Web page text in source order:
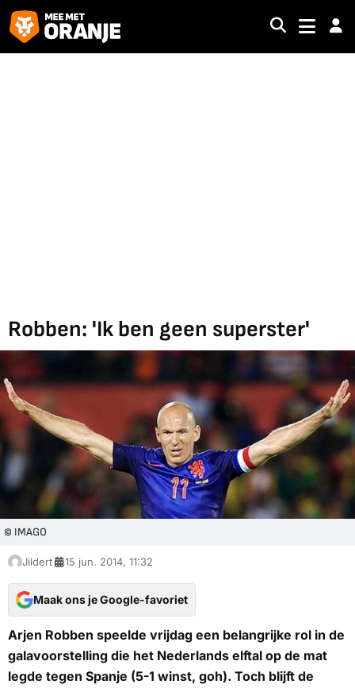
Robben: 'Ik ben geen superster'
© IMAGO
Jildert 15 jun. 2014, 11:32
Maak ons je Google-favoriet
Arjen Robben speelde vrijdag een belangrijke rol in de
galavoorstelling die het Nederlands elftal op de mat
legde tegen Spanje (5-1 winst, goh). Toch blijft de